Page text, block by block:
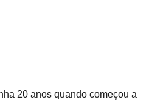
20 anos quando começou a